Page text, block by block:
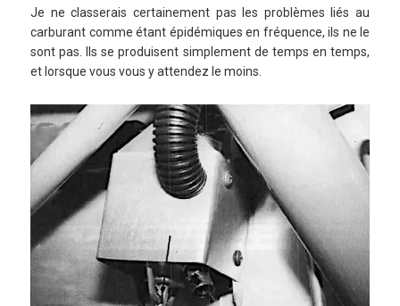
Je ne classerais certainement pas les problèmes liés au
carburant comme étant épidémiques en fréquence, ils ne le
sont pas. Ils se produisent simplement de temps en temps,
et lorsque vous vous y attendez le moins.